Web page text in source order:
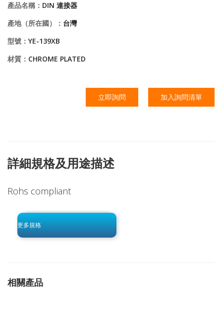
產品名稱： DIN 連接器
產地（所在國）： 台灣
型號： YE-139XB
材質： CHROME PLATED
立即詢問 加入詢問清單
詳細規格及用途描述
Rohs compliant
更多規格
click to begin
-0 KB .pdf
相關產品